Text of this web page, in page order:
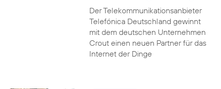
Der Telekommunikationsanbieter
Telefónica Deutschland gewinnt
mit dem deutschen Unternehmen
Crout einen neuen Partner für das
Internet der Dinge